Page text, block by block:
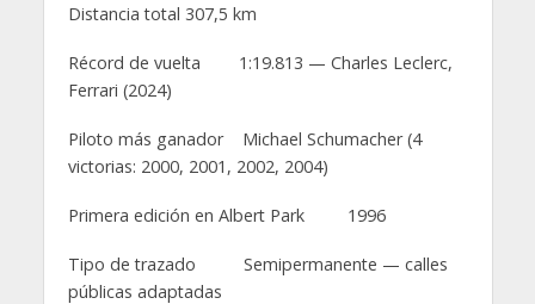
Distancia total 307,5 km
Récord de vuelta 1:19.813 — Charles Leclerc,
Ferrari (2024)
Piloto más ganador Michael Schumacher (4
victorias: 2000, 2001, 2002, 2004)
Primera edición en Albert Park 1996
Tipo de trazado Semipermanente — calles
públicas adaptadas